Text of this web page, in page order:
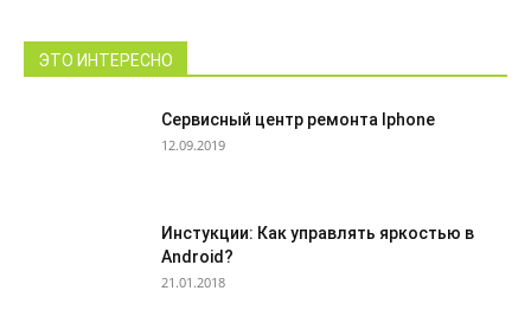
ЭТО ИНТЕРЕСНО
Сервисный центр ремонта Iphone
12.09.2019
Инстукции: Как управлять яркостью в
Android?
21.01.2018